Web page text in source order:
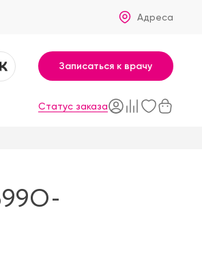
Адреса
Записаться к врачу
Статус заказа